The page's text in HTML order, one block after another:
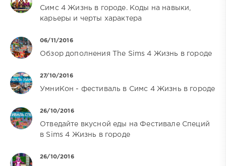
Симс 4 Жизнь в городе. Коды на навыки,
карьеры и черты характера
06/11/2016
Обзор дополнения The Sims 4 Жизнь в городе
27/10/2016
УмниКон - фестиваль в Симс 4 Жизнь в городе
26/10/2016
Отведайте вкусной еды на Фестивале Специй
в Sims 4 Жизнь в городе
26/10/2016